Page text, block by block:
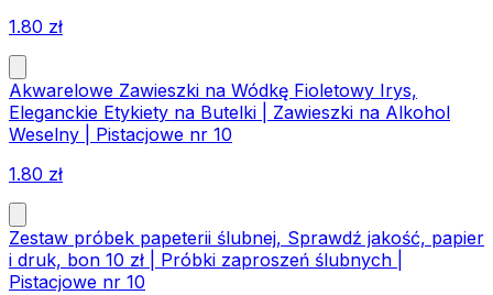
1.80 zł
Akwarelowe Zawieszki na Wódkę Fioletowy Irys,
Eleganckie Etykiety na Butelki | Zawieszki na Alkohol
Weselny | Pistacjowe nr 10
1.80 zł
Zestaw próbek papeterii ślubnej, Sprawdź jakość, papier
i druk, bon 10 zł | Próbki zaproszeń ślubnych |
Pistacjowe nr 10